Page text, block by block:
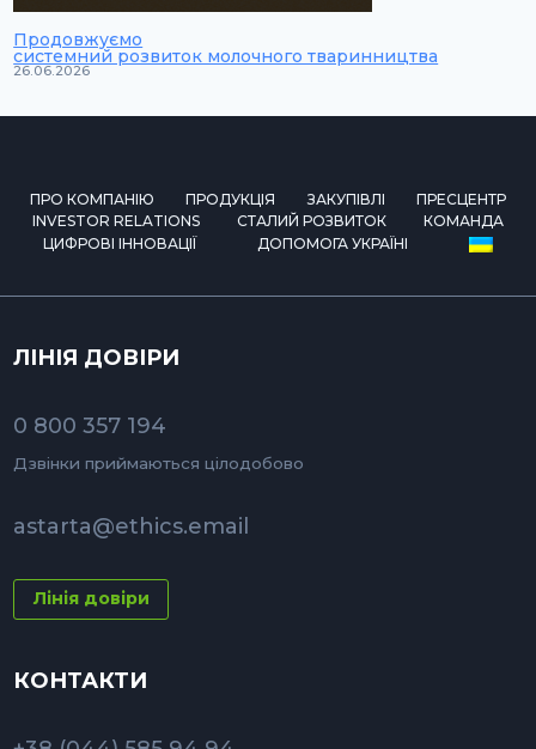
Продовжуємо
системний розвиток молочного тваринництва
26.06.2026
ПРО КОМПАНІЮ ПРОДУКЦІЯ ЗАКУПІВЛІ
ПРЕСЦЕНТР
INVESTOR RELATIONS
СТАЛИЙ РОЗВИТОК
КОМАНДА
ЦИФРОВІ ІННОВАЦІЇ
ДОПОМОГА УКРАЇНІ
ЛІНІЯ ДОВІРИ
0 800 357 194
Дзвінки приймаються цілодобово
astarta@ethics.email
Лінія довіри
КОНТАКТИ